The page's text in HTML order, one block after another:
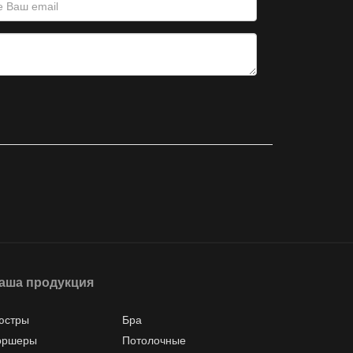
продукция
Бра
Потолочные